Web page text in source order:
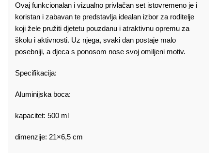
Ovaj funkcionalan i vizualno privlačan set istovremeno je i
koristan i zabavan te predstavlja idealan izbor za roditelje
koji žele pružiti djetetu pouzdanu i atraktivnu opremu za
školu i aktivnosti. Uz njega, svaki dan postaje malo
posebniji, a djeca s ponosom nose svoj omiljeni motiv.
Specifikacija:
Aluminijska boca:
kapacitet: 500 ml
dimenzije: 21×6,5 cm